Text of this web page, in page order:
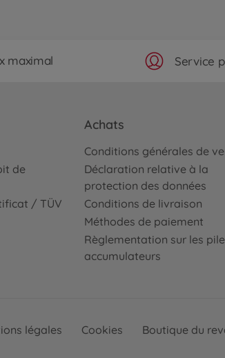
maximal Service
de
/ TÜV
Achats
Conditions générales de
Déclaration relative à la
protection des données
Conditions de livraison
Méthodes de paiement
Règlementation sur les
accumulateurs
légales Cookies Boutique du